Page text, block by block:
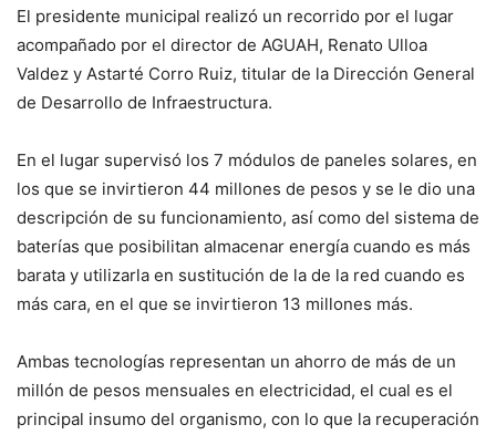
El presidente municipal realizó un recorrido por el lugar
acompañado por el director de AGUAH, Renato Ulloa
Valdez y Astarté Corro Ruiz, titular de la Dirección General
de Desarrollo de Infraestructura.
En el lugar supervisó los 7 módulos de paneles solares, en
los que se invirtieron 44 millones de pesos y se le dio una
descripción de su funcionamiento, así como del sistema de
baterías que posibilitan almacenar energía cuando es más
barata y utilizarla en sustitución de la de la red cuando es
más cara, en el que se invirtieron 13 millones más.
Ambas tecnologías representan un ahorro de más de un
millón de pesos mensuales en electricidad, el cual es el
principal insumo del organismo, con lo que la recuperación